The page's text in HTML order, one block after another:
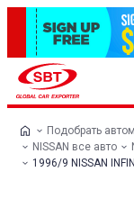
Подобрать
NISSAN все авто
1996/9 NISSAN